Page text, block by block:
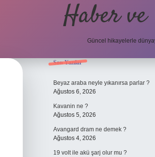
Haber
Güncel hikayelerle
Sidebar
Son Yazılar
Beyaz araba neyle yıkanırsa parlar ?
Ağustos 6, 2026
Kavanin ne ?
Ağustos 5, 2026
Avangard dram ne demek ?
Ağustos 4, 2026
19 volt ile akü şarj olur mu ?